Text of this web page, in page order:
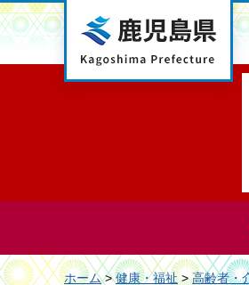
鹿児島県
ホーム>健康・福祉>高齢者・